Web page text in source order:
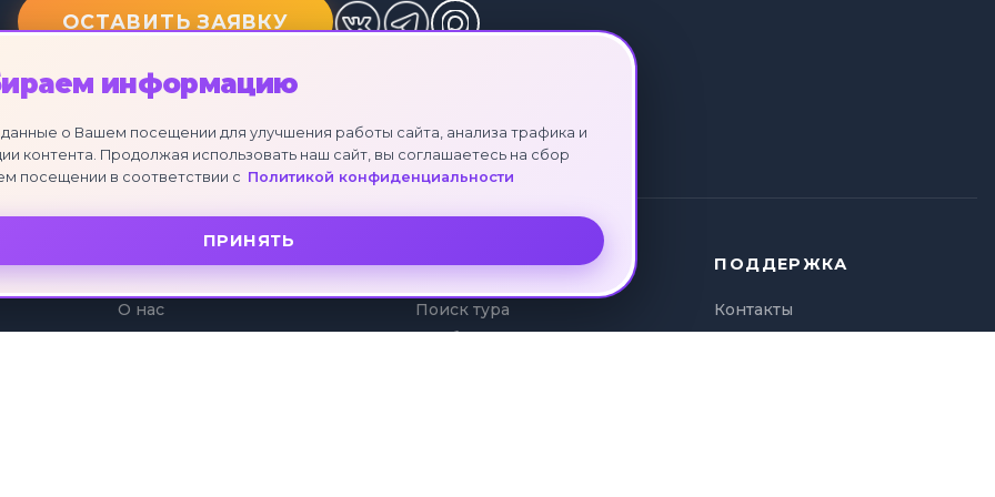
ОСТАВИТЬ ЗАЯВКУ
О КОМПАНИИ
О нас
Отзывы клиентов
УСЛУГИ
Поиск тура
Подбор тура
ПОДДЕРЖКА
Контакты
Политика
информацию
о Вашем посещении для улучшения работы сайта, анализа трафика и
контента. Продолжая использовать наш сайт, вы соглашаетесь на сбор
посещении в соответствии с Политикой конфиденциальности
ПРИНЯТЬ